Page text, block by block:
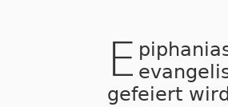
E
ge­fei­ert